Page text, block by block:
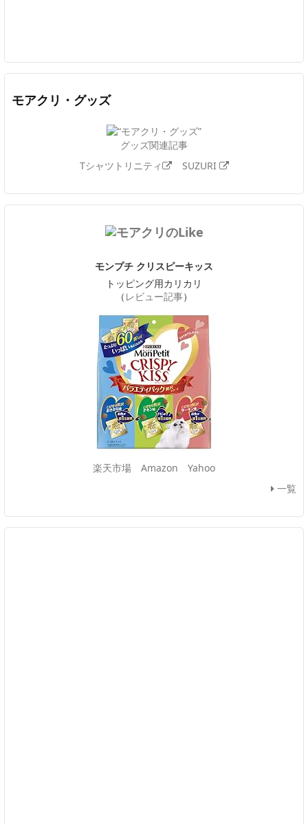
モアクリ・グッズ
グッズ関連記事
Tシャツトリニティ
SUZURI
モンプチ クリスピーキッス
トッピング用カリカリ
（ レビュー記事）
楽天市場 Amazon
Yahoo
一覧